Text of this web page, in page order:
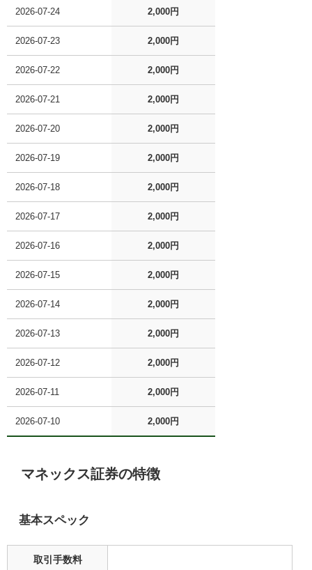
2026-07-24 2,000円
2026-07-23 2,000円
2026-07-22 2,000円
2026-07-21 2,000円
2026-07-20 2,000円
2026-07-19 2,000円
2026-07-18 2,000円
2026-07-17 2,000円
2026-07-16 2,000円
2026-07-15 2,000円
2026-07-14 2,000円
2026-07-13 2,000円
2026-07-12 2,000円
2026-07-11 2,000円
2026-07-10 2,000円
マネックス証券の特徴
基本スペック
取引手数料